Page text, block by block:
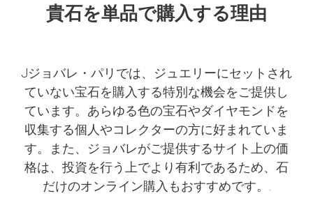
貴石を単品で購入する理由
Jジョバレ・パリでは、ジュエリーにセットされ
ていない宝石を購入する特別な機会をご提供し
ています。あらゆる色の宝石やダイヤモンドを
収集する個人やコレクターの方に好まれていま
す。また、ジョバレがご提供するサイト上の価
格は、投資を行う上でより有利であるため、石
だけのオンライン購入もおすすめです。.